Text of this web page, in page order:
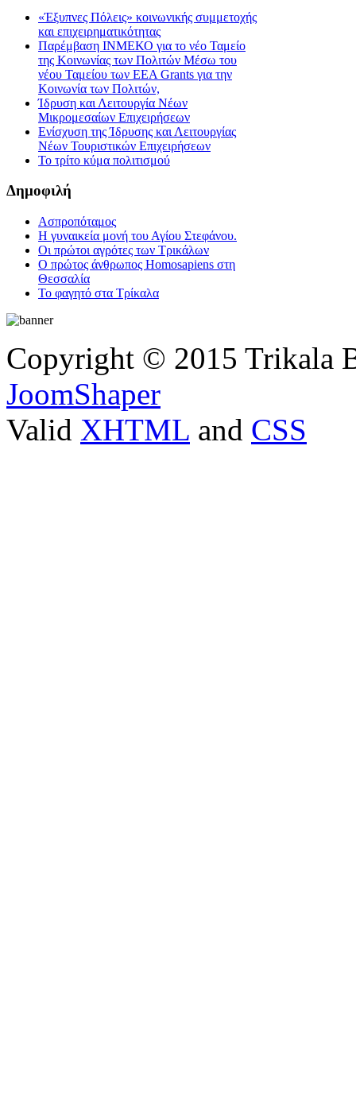
«Έξυπνες Πόλεις» κοινωνικής συμμετοχής
και επιχειρηματικότητας
Παρέμβαση ΙΝΜΕΚΟ για το νέο Ταμείο
της Κοινωνίας των Πολιτών Μέσω του
νέου Ταμείου των ΕΕΑ Grants για την
Κοινωνία των Πολιτών,
Ίδρυση και Λειτουργία Νέων
Μικρομεσαίων Επιχειρήσεων
Ενίσχυση της Ίδρυσης και Λειτουργίας
Νέων Τουριστικών Επιχειρήσεων
Το τρίτο κύμα πολιτισμού
Δημοφιλή
Ασπροπόταμος
Η γυναικεία μονή του Αγίου Στεφάνου.
Οι πρώτοι αγρότες των Τρικάλων
Ο πρώτος άνθρωπος Homosapiens στη
Θεσσαλία
Το φαγητό στα Τρίκαλα
Copyright © 2015 Trikala
JoomShaper
Valid XHTML and CSS